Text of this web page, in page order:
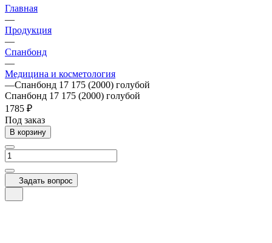
Главная
—
Продукция
—
Спанбонд
—
Медицина и косметология
—Спанбонд 17 175 (2000) голубой
Спанбонд 17 175 (2000) голубой
1785 ₽
Под заказ
В корзину
Задать вопрос